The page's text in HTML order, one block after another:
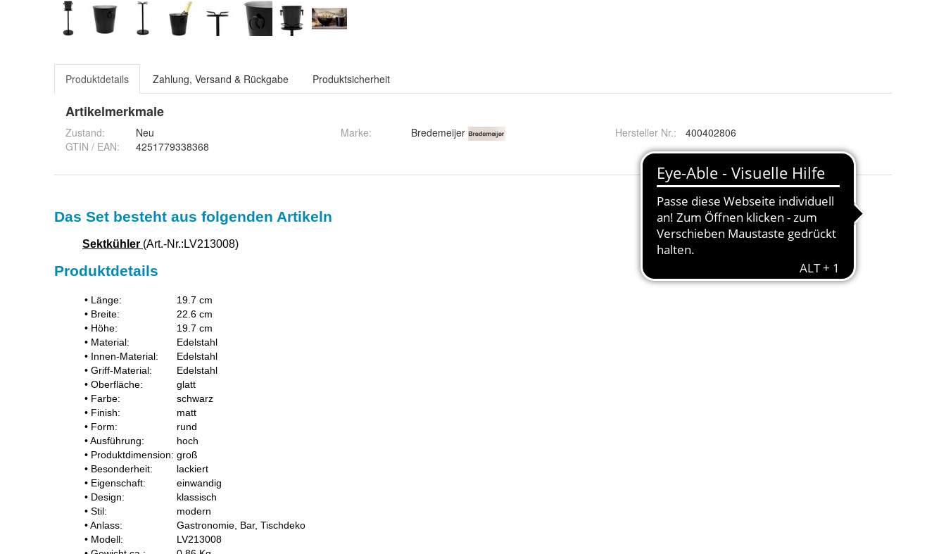
Produktdetails Zahlung, Versand & Rückgabe Produktsicherheit
Artikelmerkmale
Zustand:
Neu
GTIN / EAN:
4251779338368
Marke: Bredemeijer Hersteller Nr.: 400402806